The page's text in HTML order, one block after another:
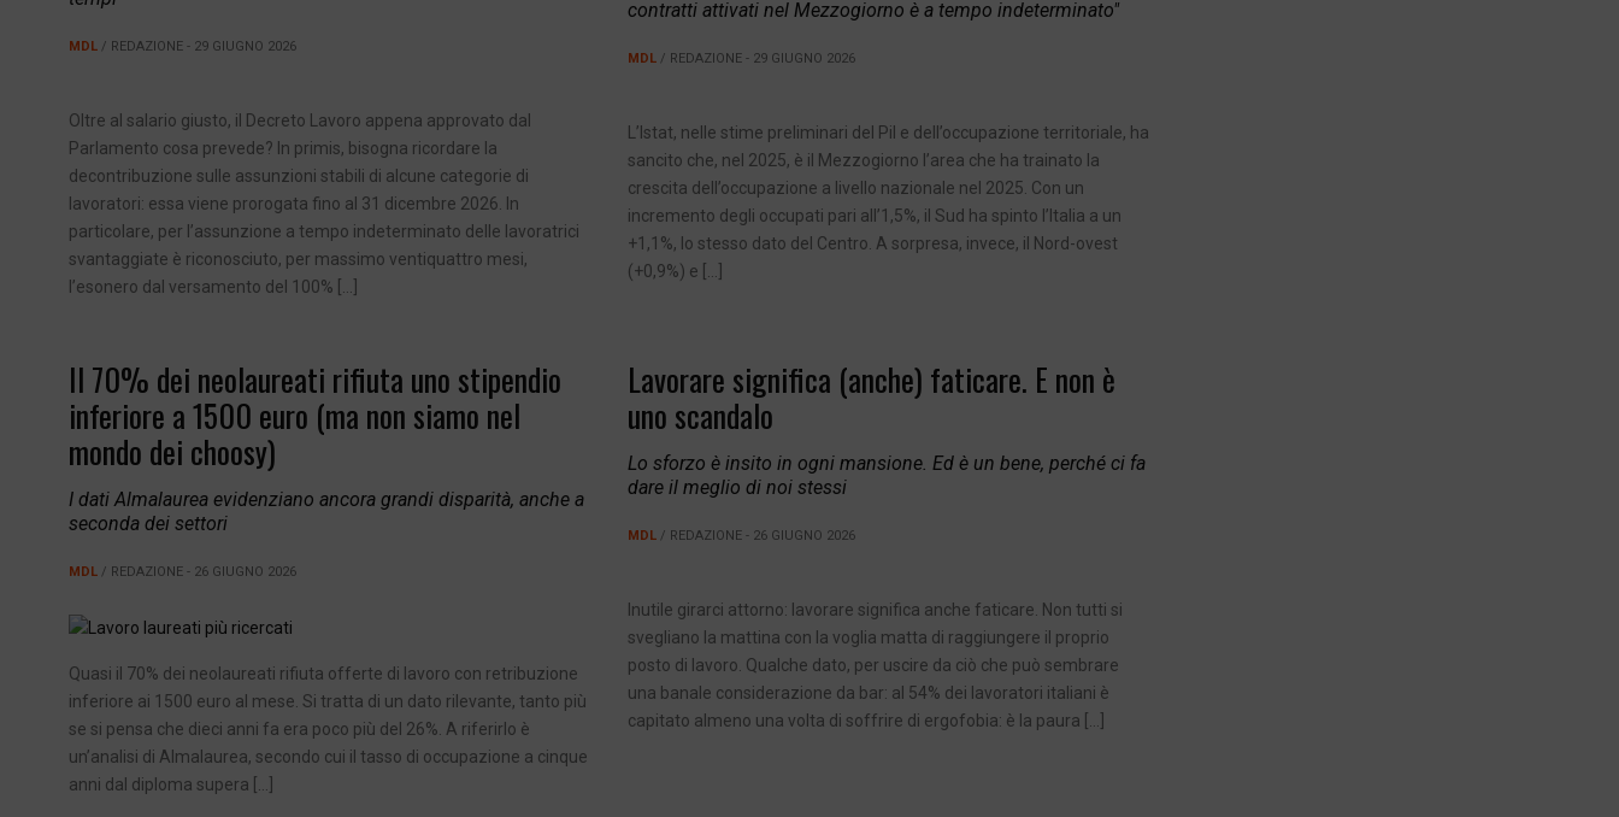
MDL / REDAZIONE - 29 GIUGNO 2026
Oltre al salario giusto, il Decreto Lavoro appena approvato dal
Parlamento cosa prevede? In primis, bisogna ricordare la
decontribuzione sulle assunzioni stabili di alcune categorie di
lavoratori: essa viene prorogata fino al 31 dicembre 2026. In
particolare, per l’assunzione a tempo indeterminato delle lavoratrici
svantaggiate è riconosciuto, per massimo ventiquattro mesi,
l’esonero dal versamento del 100% […]
contratti attivati nel Mezzogiorno è a tempo indeterminato"
MDL/ REDAZIONE - 29 GIUGNO 2026
L’Istat, nelle stime preliminari del Pil e dell’occupazione territoriale, ha
sancito che, nel 2025, è il Mezzogiorno l’area che ha trainato la
crescita dell’occupazione a livello nazionale nel 2025. Con un
incremento degli occupati pari all’1,5%, il Sud ha spinto l’Italia a un
+1,1%, lo stesso dato del Centro. A sorpresa, invece, il Nord-ovest
(+0,9%) e […]
Il 70% dei neolaureati rifiuta uno stipendio
inferiore a 1500 euro (ma non siamo nel
mondo dei choosy)
I dati Almalaurea evidenziano ancora grandi disparità, anche a
seconda dei settori
MDL / REDAZIONE - 26 GIUGNO 2026
Quasi il 70% dei neolaureati rifiuta offerte di lavoro con retribuzione
inferiore ai 1500 euro al mese. Si tratta di un dato rilevante, tanto più
se si pensa che dieci anni fa era poco più del 26%. A riferirlo è
un’analisi di Almalaurea, secondo cui il tasso di occupazione a cinque
anni dal diploma supera […]
Lavorare significa (anche) faticare. E non è
uno scandalo
Lo sforzo è insito in ogni mansione. Ed è un bene, perché ci fa
dare il meglio di noi stessi
MDL/ REDAZIONE - 26 GIUGNO 2026
Inutile girarci attorno: lavorare significa anche faticare. Non tutti si
svegliano la mattina con la voglia matta di raggiungere il proprio
posto di lavoro. Qualche dato, per uscire da ciò che può sembrare
una banale considerazione da bar: al 54% dei lavoratori italiani è
capitato almeno una volta di soffrire di ergofobia: è la paura […]